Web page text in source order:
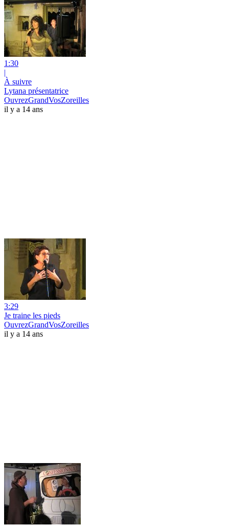
1:30
|
À suivre
Lytana présentatrice
OuvrezGrandVosZoreilles
il y a 14 ans
3:29
Je traine les pieds
OuvrezGrandVosZoreilles
il y a 14 ans